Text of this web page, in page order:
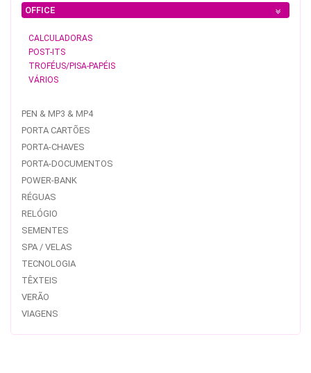
OFFICE
CALCULADORAS
POST-ITS
TROFÉUS/PISA-PAPÉIS
VÁRIOS
PEN & MP3 & MP4
PORTA CARTÕES
PORTA-CHAVES
PORTA-DOCUMENTOS
POWER-BANK
RÉGUAS
RELÓGIO
SEMENTES
SPA / VELAS
TECNOLOGIA
TÊXTEIS
VERÃO
VIAGENS